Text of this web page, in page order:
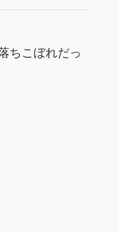
ちこぼれだっ